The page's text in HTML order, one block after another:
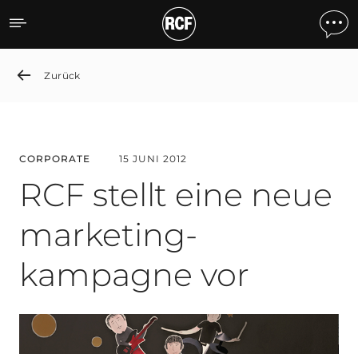
RCF stellt eine neue
Zurück
CORPORATE 15 JUNI 2012
RCF stellt eine neue
marketing-
kampagne vor